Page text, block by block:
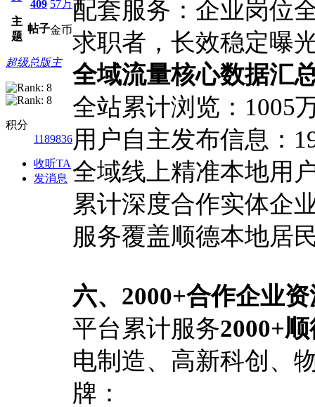
主
题
409
帖子
57万
金币
超级总版主
积分
1189836
收听TA
发消息
配套服务：企业岗位
求职者，长效稳定曝
全域流量核心数据汇
全站累计浏览：1005
用户自主发布信息：
全域线上精准本地用
累计深度合作实体企
服务覆盖顺德本地居
六、2000+合作企业
平台累计服务2000+
电制造、高新科创、
牌：